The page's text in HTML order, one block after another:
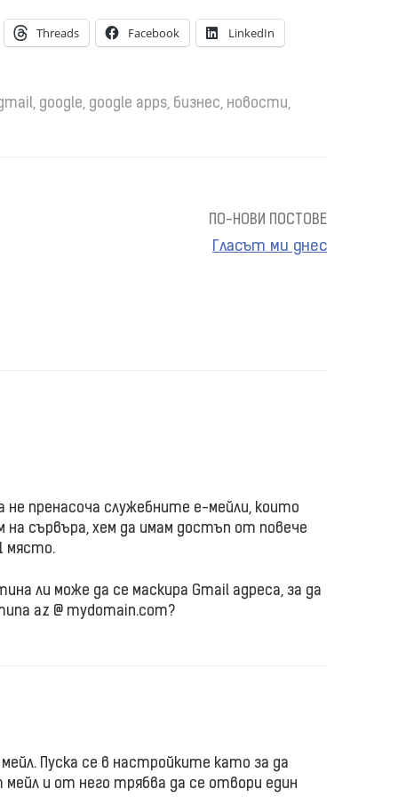
Threads Facebook LinkedIn
, google, google apps, бизнес, новости,
ПО-НОВИ ПОСТОВЕ
Гласът ми днес
пренасоча служебните е-мейли, които
на сървъра, хем да имам достъп от повече
място.
ли може да се маскира Gmail адреса, за да
az @ mydomain.com?
Пуска се в настройките като за да
и от него трябва да се отвори един